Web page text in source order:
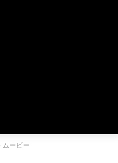
ービー